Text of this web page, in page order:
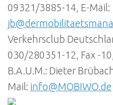
09321/3885-14, E-Mail:
Verkehrsclub
030/280351-12, Fax -
B.A.U.M.: Dieter
Mail: info@MOBIWO.de